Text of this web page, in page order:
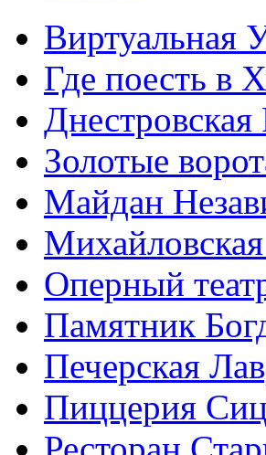
Виртуальная
Где поесть в
Днестровская
Золотые
Майдан
Оперный
Памятник
Печерская
Пиццерия